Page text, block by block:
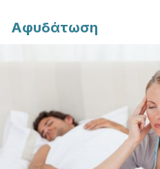
Αφυδάτωση